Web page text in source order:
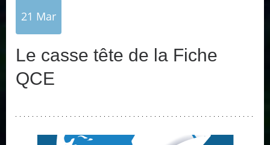
21 Mar
Le casse tête de la Fiche
QCE